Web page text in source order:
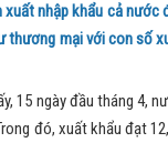
nhập khẩu cả nước
thương mại với con số
15 ngày đầu tháng 4,
đó, xuất khẩu đạt